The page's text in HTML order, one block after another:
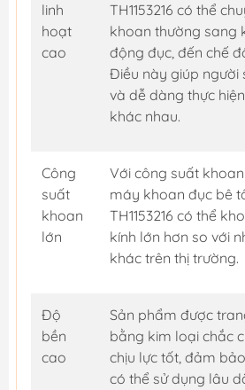
linh
hoạt
cao
TH1153216 có thể
khoan thường sang
động đục, đến chế
Điều này giúp người
và dễ dàng thực
khác nhau.
Công
suất
khoan
lớn
Với công suất
máy khoan đục bê
TH1153216 có thể
kính lớn hơn so với
khác trên thị trường.
Độ
bền
cao
Sản phẩm được
bằng kim loại chắc
chịu lực tốt, đảm
có thể sử dụng lâu